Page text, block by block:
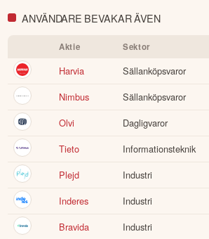
ANVÄNDARE BEVAKAR ÄVEN
Aktie Sektor
Harvia Sällanköpsvaror
Nimbus
Sällanköpsvaror
Olvi
Dagligvaror
Tieto
Informationsteknik
Plejd
Industri
Inderes
Industri
Bravida
Industri